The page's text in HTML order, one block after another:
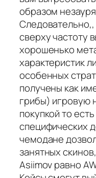
образом
Следовательно,,
сверху частоту
хорошенько
характеристик
особенных
получены как
грибы) игровую
покупкой то
специфических
чемодане
занятных
Asiimov равно